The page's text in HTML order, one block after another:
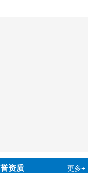
资质 更多+